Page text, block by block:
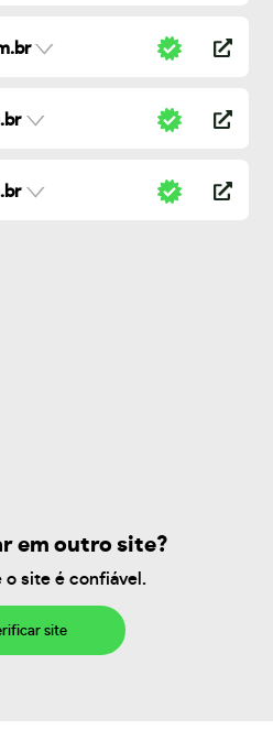
em outro site?
o site é confiável.
site